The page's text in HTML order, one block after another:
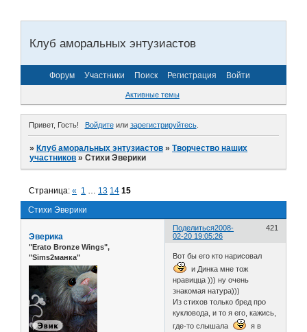
Клуб аморальных энтузиастов
Форум Участники Поиск Регистрация Войти
Активные темы
Привет, Гость! Войдитеили зарегистрируйтесь.
»Клуб аморальных энтузиастов »Творчество наших
участников »Стихи Эверики
Стихи Эверики
Страница:« 1 … 13 14 15
Поделиться 421
2008-
02-20 19:05:26
Эверика
"Erato Bronze Wings",
"Sims2манка"
Вот бы его кто нарисовал
и Динка мне тож
нравицца ))) ну очень
знакомая натура)))
Из стихов только бред про
кукловода, и то я его, кажись,
где-то слышала
я в